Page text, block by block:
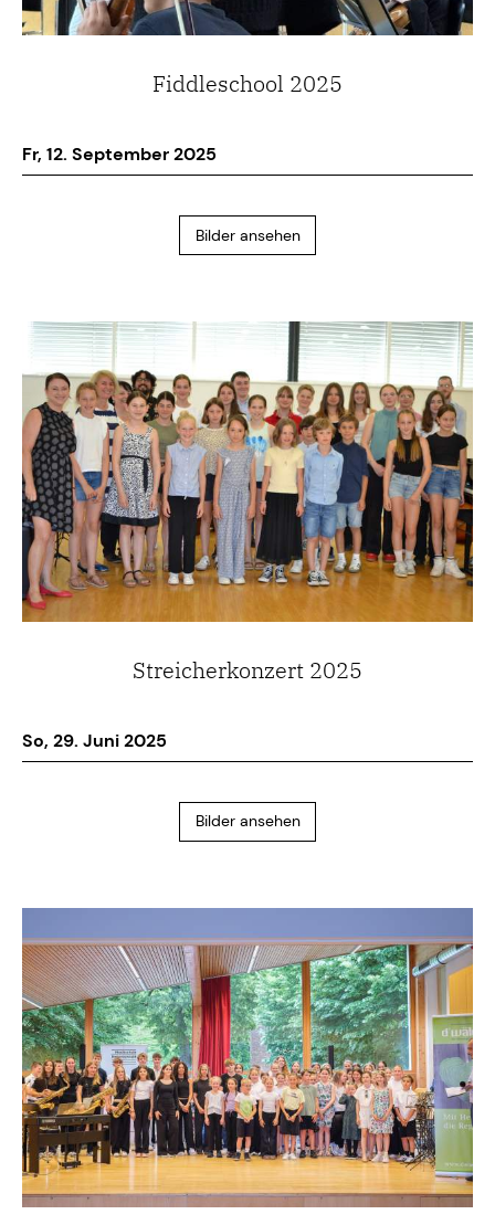
Fiddleschool 2025
Fr, 12. September 2025
Bilder ansehen
Streicherkonzert 2025
So, 29. Juni 2025
Bilder ansehen